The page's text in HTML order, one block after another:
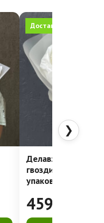
Доставка через 1 час
Делавэр: очень
гвоздики в
упаковке
4591
❯